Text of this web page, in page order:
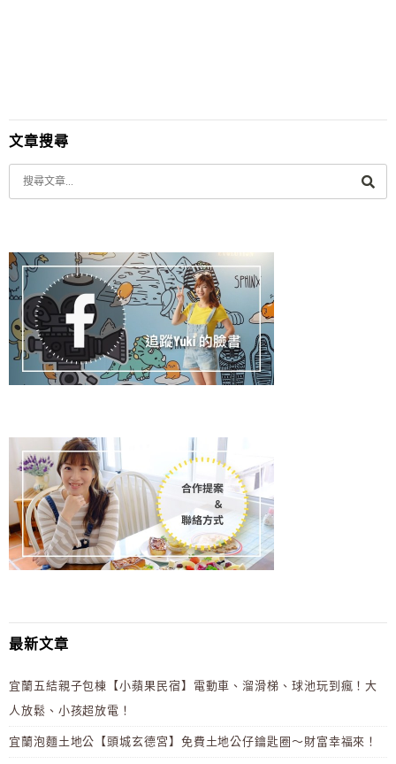
文章搜尋
最新文章
宜蘭五結親子包棟【小蘋果民宿】電動車、溜滑梯、球池玩到瘋！大
人放鬆、小孩超放電！
宜蘭泡麵土地公【頭城玄德宮】免費土地公仔鑰匙圈～財富幸福來！